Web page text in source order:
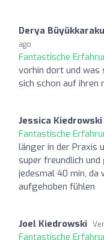
Derya
ago
Fantastische
vorhin dort und was
sich schon auf ihren
Jessica Kiedrowski
Fantastische
länger in der Praxis
super freundlich
jedesmal 40 min,
aufgehoben fühlen
Joel Kiedrowski
Fantastische